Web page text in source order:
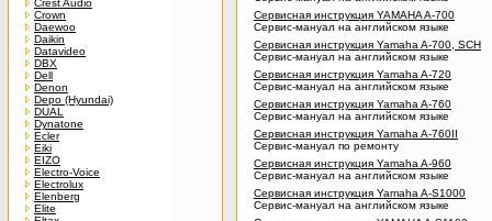
Crest Audio
Crown
Daewoo
Daikin
Datavideo
DBX
Dell
Denon
Depo (Hyundai)
DUAL
Dynatone
Ecler
Eiki
EIZO
Electro-Voice
Electrolux
Elenberg
Elite
Сервисная инструкция YAMAHA A-700
Сервис-мануал на английском языке
Сервисная инструкция Yamaha A-700, SCH
Сервис-мануал на английском языке
Сервисная инструкция Yamaha A-720
Сервис-мануал на английском языке
Сервисная инструкция Yamaha A-760
Сервис-мануал на английском языке
Сервисная инструкция Yamaha A-760II
Сервис-мануал по ремонту
Сервисная инструкция Yamaha A-960
Сервис-мануал на английском языке
Сервисная инструкция Yamaha A-S1000
Сервис-мануал на английском языке